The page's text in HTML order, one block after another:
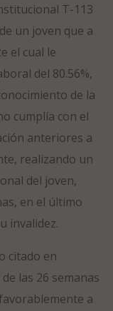
T-113
un joven que a
el cual le
del 80.56%,
de la
cumplía con el
anteriores a
realizando un
del joven,
en el último
invalidez.
citado en
las 26 semanas
a